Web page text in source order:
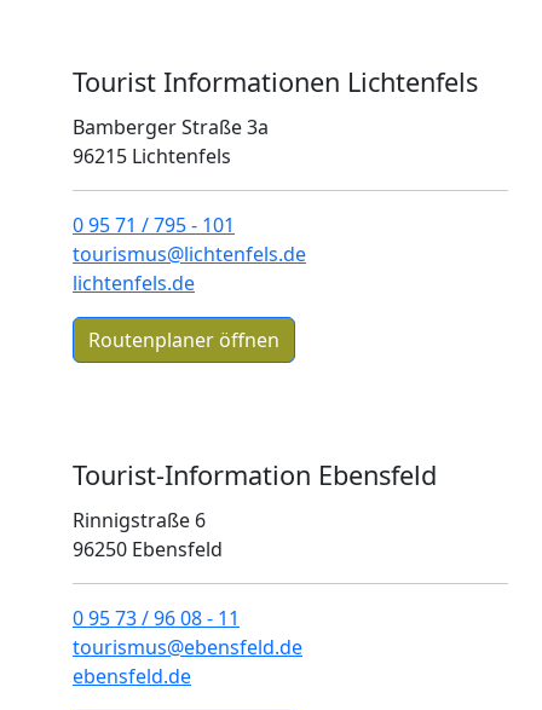
Tourist Informationen Lichtenfels
Bamberger Straße 3a
96215 Lichtenfels
0 95 71 / 795 - 101
tourismus@lichtenfels.de
lichtenfels.de
Routenplaner öffnen
Tourist-Information Ebensfeld
Rinnigstraße 6
96250 Ebensfeld
0 95 73 / 96 08 - 11
tourismus@ebensfeld.de
ebensfeld.de